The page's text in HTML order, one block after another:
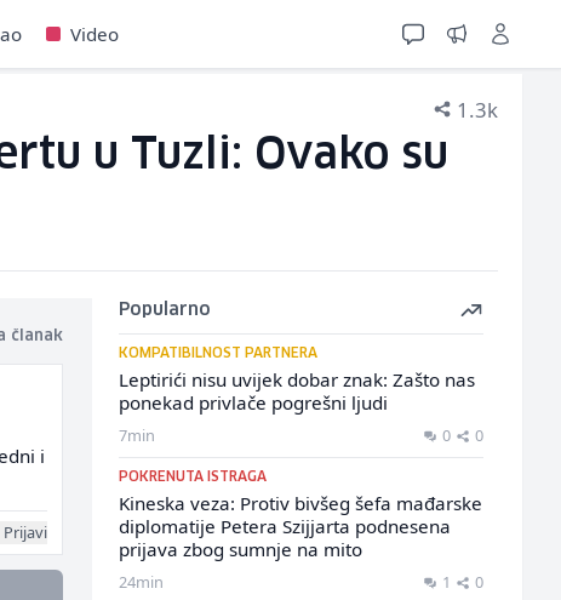
Video
1.3k
u Tuzli: Ovako su
članak
i
Prijavi
Popularno
KOMPATIBILNOST PARTNERA
Leptirići nisu uvijek dobar znak: Zašto nas
ponekad privlače pogrešni ljudi
7min 0 0
POKRENUTA ISTRAGA
Kineska veza: Protiv bivšeg šefa mađarske
diplomatije Petera Szijjarta podnesena
prijava zbog sumnje na mito
24min 1 0